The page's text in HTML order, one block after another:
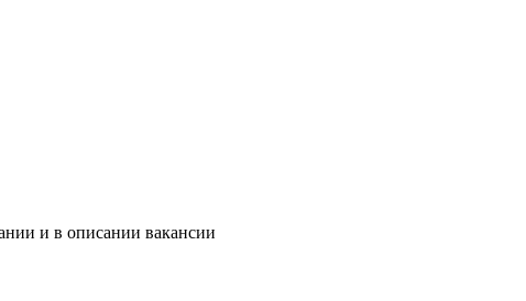
и в описании вакансии